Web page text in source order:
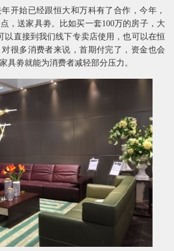
年开始已经跟恒大和万科有了合作，今年，
，送家具劵。比如买一套100万的房子，大
以直接到我们线下专卖店使用，也可以在恒
很多消费者来说，首期付完了，资金也会
具劵就能为消费者减轻部分压力。